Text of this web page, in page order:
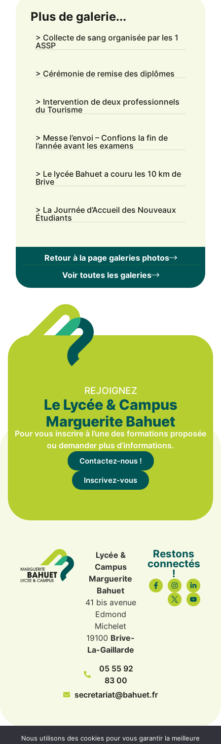
Plus de galerie...
> Collecte de sang organisée par les 1
ASSP
> Cérémonie de remise des diplômes
> Intervention de deux professionnels
du Tourisme
> Messe l’envoi – Confions la fin de
l’année avant les examens
> Le lycée Bahuet a couru les 10 km de
Brive
> La Journée d’Accueil des Nouveaux
Étudiants
Retour à la page galeries photos
Voir toutes les galeries
REJOIGNEZ
Le Lycée & Campus
Marguerite Bahuet
Pour vous inscrire à l’une des formations proposée
ou demander plus d’informations.
Contactez-nous !
Inscrivez-vous
Lycée &
Campus
Marguerite
Bahuet
41 bis avenue
Edmond
Michelet
19100 Brive-
La-Gaillarde
05 55 92
83 00
secretariat@bahuet.fr
Restons
connectés
!
Nous utilisons des cookies pour vous garantir la meilleure